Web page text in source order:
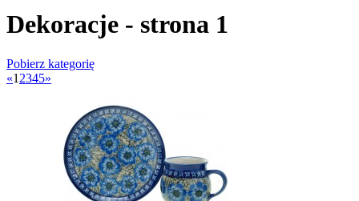
Dekoracje - strona 1
Pobierz kategorię
«1 2345»